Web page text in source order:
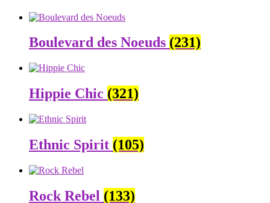
Boulevard des Noeuds (231)
Hippie Chic (321)
Ethnic Spirit (105)
Rock Rebel (133)